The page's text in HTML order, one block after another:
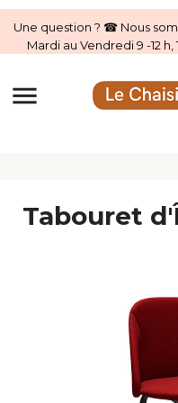
Une question ? ☎ Nous
Mardi au Vendredi 9 -12 h,
menu
Tabouret